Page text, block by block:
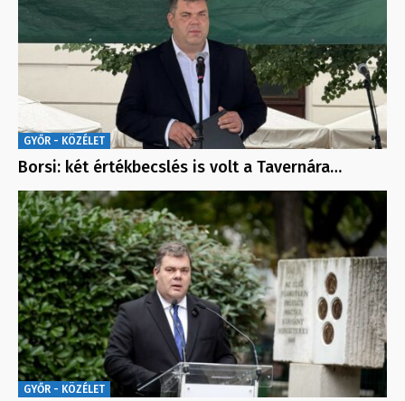
GYŐR - KÖZÉLET
Borsi: két értékbecslés is volt a Tavernára…
GYŐR - KÖZÉLET